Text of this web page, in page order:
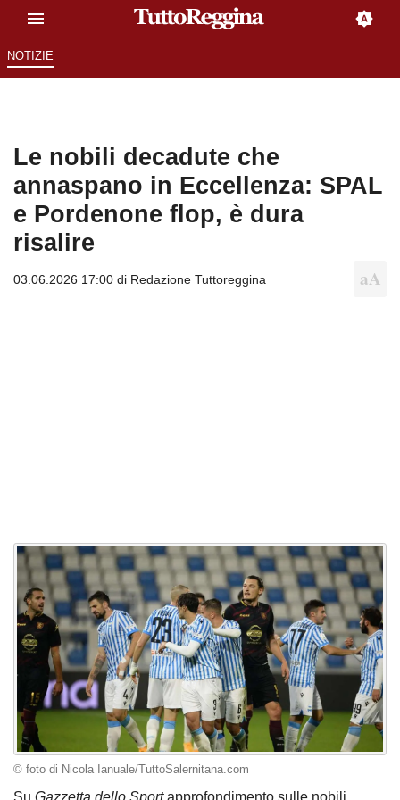
NOTIZIE
Le nobili decadute che
annaspano in Eccellenza: SPAL
e Pordenone flop, è dura
risalire
03.06.2026 17:00 di Redazione Tuttoreggina
© foto di Nicola Ianuale/TuttoSalernitana.com